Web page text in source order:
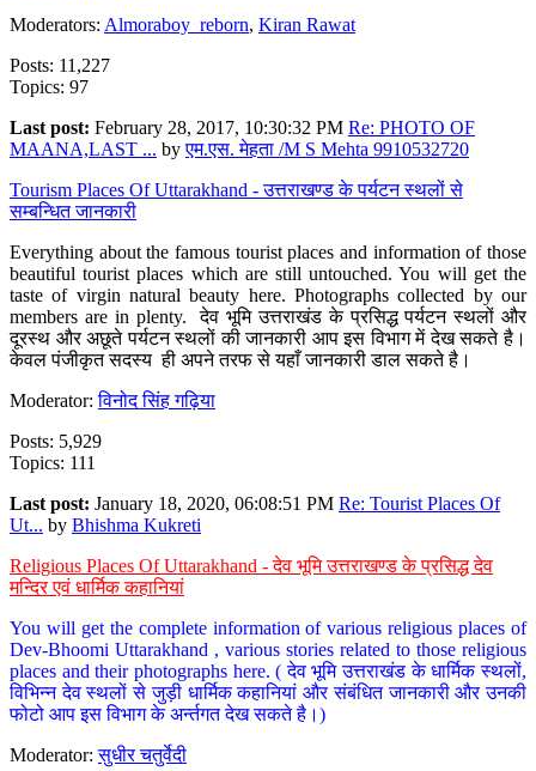
Moderators: Almoraboy_reborn, Kiran Rawat
Posts: 11,227
Topics: 97
Last post: February 28, 2017, 10:30:32 PM Re: PHOTO OF
MAANA,LAST ... byएम.एस. मेहता /M S Mehta 9910532720
Tourism Places Of Uttarakhand - उत्तराखण्ड के पर्यटन स्थलों से
सम्बन्धित जानकारी
Everything about the famous tourist places and information of those
beautiful tourist places which are still untouched. You will get the
taste of virgin natural beauty here. Photographs collected by our
members are in plenty. देव भूमि उत्तराखंड के प्रसिद्ध पर्यटन स्थलों और
दूरस्थ और अछूते पर्यटन स्थलों की जानकारी आप इस विभाग में देख सकते है।
केवल पंजीकृत सदस्य ही अपने तरफ से यहाँ जानकारी डाल सकते है।
Moderator:विनोद सिंह गढ़िया
Posts: 5,929
Topics: 111
Last post: January 18, 2020, 06:08:51 PM Re: Tourist Places Of
Ut... by Bhishma Kukreti
Religious Places Of Uttarakhand - देव भूमि उत्तराखण्ड के प्रसिद्ध देव
मन्दिर एवं धार्मिक कहानियां
You will get the complete information of various religious places of
Dev-Bhoomi Uttarakhand , various stories related to those religious
places and their photographs here. ( देव भूमि उत्तराखंड के धार्मिक स्थलों,
विभिन्न देव स्थलों से जुड़ी धार्मिक कहानियां और संबंधित जानकारी और उनकी
फोटो आप इस विभाग के अर्न्तगत देख सकते है।)
Moderator:सुधीर चतुर्वेदी